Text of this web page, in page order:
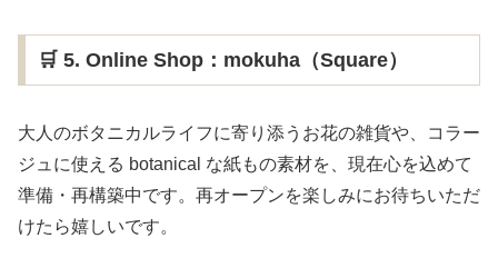
🛒 5. Online Shop：mokuha（Square）
大人のボタニカルライフに寄り添うお花の雑貨や、コラー
ジュに使える botanical な紙もの素材を、現在心を込めて
準備・再構築中です。再オープンを楽しみにお待ちいただ
けたら嬉しいです。